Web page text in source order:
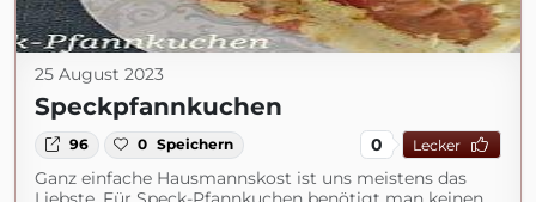
25 August 2023
Speckpfannkuchen
96 0 Speichern 0 Lecker
Ganz einfache Hausmannskost ist uns meistens das